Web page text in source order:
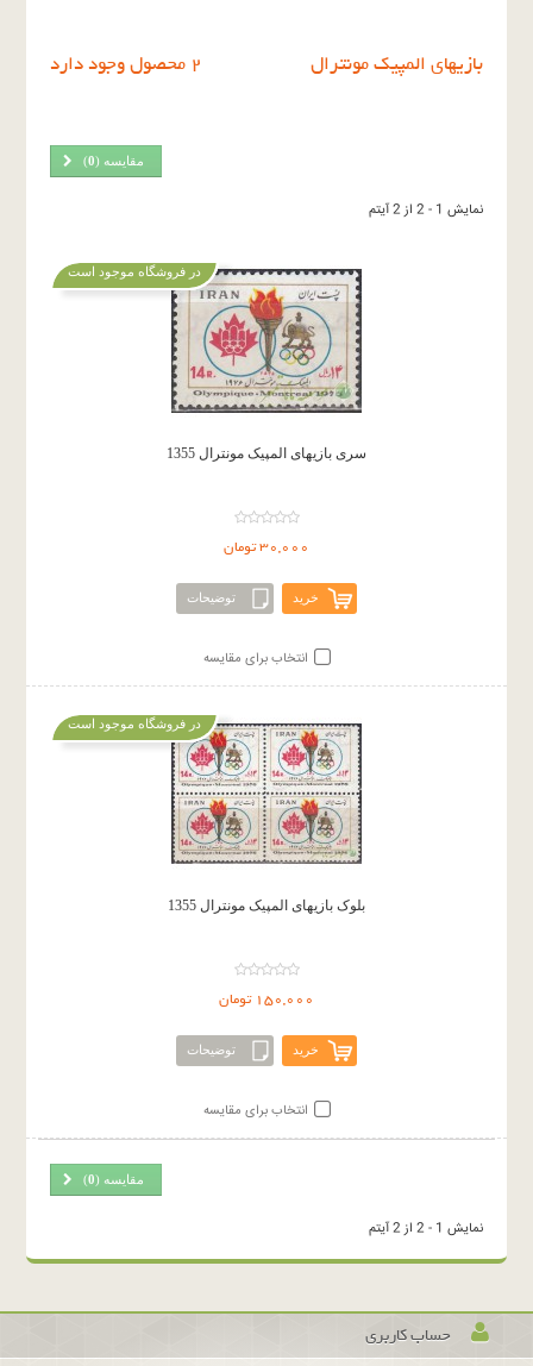
بازیهای المپیک مونترال 2 محصول وجود دارد
مقایسه (0
)
نمایش 1 - 2 از 2 آیتم
سری بازیهای المپیک مونترال 1355
30,000 تومان
خرید توضیحات
در فروشگاه موجود است
انتخاب برای مقایسه
بلوک بازیهای المپیک مونترال 1355
150,000 تومان
خرید توضیحات
در فروشگاه موجود است
انتخاب برای مقایسه
مقایسه (0
)
نمایش 1 - 2 از 2 آیتم
حساب کاربری